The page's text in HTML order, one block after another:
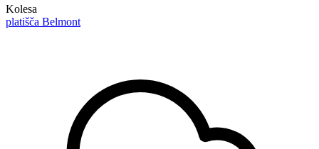
Kolesa
platišča Belmont